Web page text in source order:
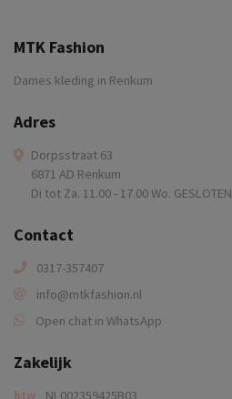
MTK Fashion
Dames kleding in Renkum
Adres
Dorpsstraat 63
6871 AD Renkum
Di tot Za. 11.00 - 17.00 Wo. GESLOTEN
Contact
0317-357407
info@mtkfashion.nl
Open chat in WhatsApp
Zakelijk
btw NL002359425B03